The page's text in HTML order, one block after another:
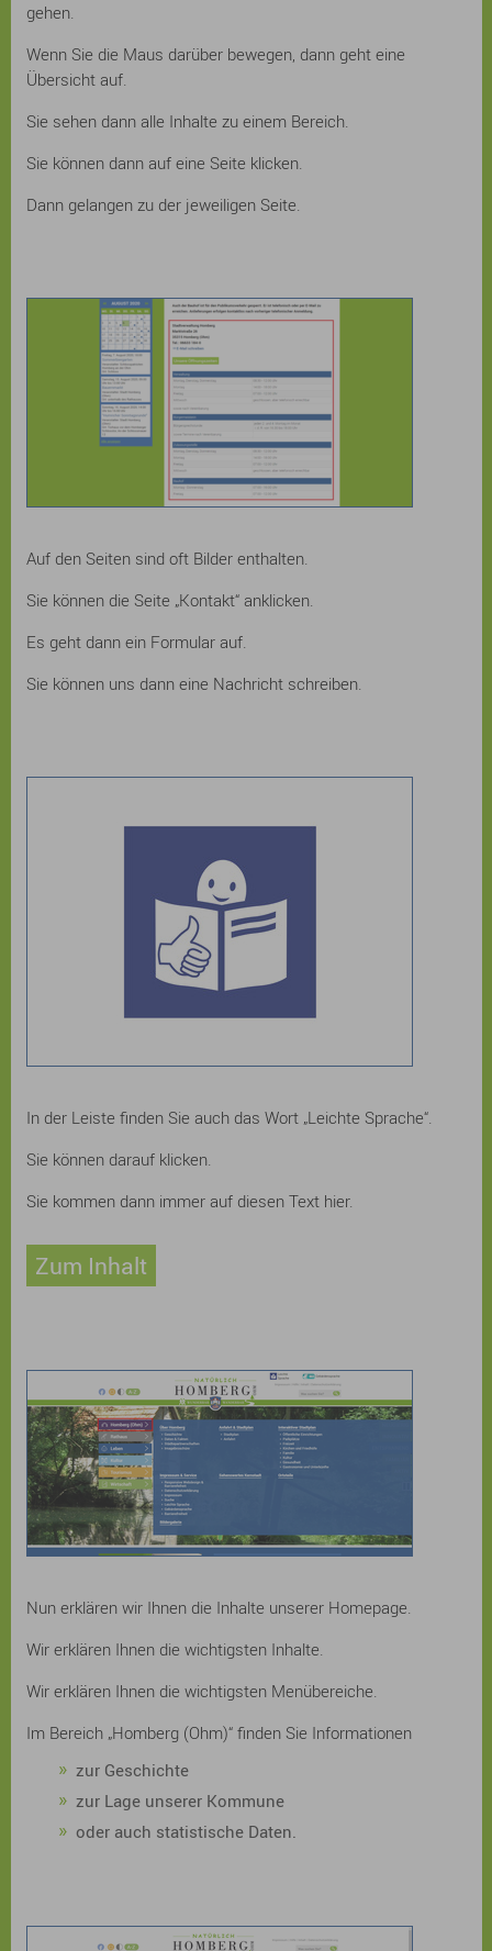
gehen.
Wenn Sie die Maus darüber bewegen, dann geht eine
Übersicht auf.
Sie sehen dann alle Inhalte zu einem Bereich.
Sie können dann auf eine Seite klicken.
Dann gelangen zu der jeweiligen Seite.
Auf den Seiten sind oft Bilder enthalten.
Sie können die Seite „Kontakt“ anklicken.
Es geht dann ein Formular auf.
Sie können uns dann eine Nachricht schreiben.
In der Leiste finden Sie auch das Wort „Leichte Sprache“.
Sie können darauf klicken.
Sie kommen dann immer auf diesen Text hier.
Zum Inhalt
Nun erklären wir Ihnen die Inhalte unserer Homepage.
Wir erklären Ihnen die wichtigsten Inhalte.
Wir erklären Ihnen die wichtigsten Menübereiche.
Im Bereich „Homberg (Ohm)“ finden Sie Informationen
zur Geschichte
zur Lage unserer Kommune
oder auch statistische Daten.